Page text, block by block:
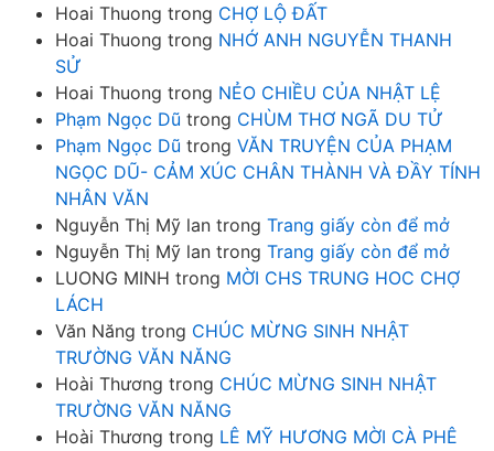
Hoai Thuong trong CHỢ LỘ ĐẤT
Hoai Thuong trong NHỚ ANH NGUYỄN THANH
SỬ
Hoai Thuong trong NẺO CHIỀU CỦA NHẬT LỆ
Phạm Ngọc Dũ trong CHÙM THƠ NGÃ DU TỬ
Phạm Ngọc Dũ trong VĂN TRUYỆN CỦA PHẠM
NGỌC DŨ- CẢM XÚC CHÂN THÀNH VÀ ĐẦY TÍNH
NHÂN VĂN
Nguyễn Thị Mỹ lan trong Trang giấy còn để mở
Nguyễn Thị Mỹ lan trong Trang giấy còn để mở
LUONG MINH trong MỜI CHS TRUNG HOC CHỢ
LÁCH
Văn Năng trong CHÚC MỪNG SINH NHẬT
TRƯỜNG VĂN NĂNG
Hoài Thương trong CHÚC MỪNG SINH NHẬT
TRƯỜNG VĂN NĂNG
Hoài Thương trong LÊ MỸ HƯƠNG MỜI CÀ PHÊ